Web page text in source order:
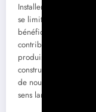
Installer des
se limite pas à un
bénéfique pour
contribuent à la
produisant de
construit, les
de nouveaux
sens large.